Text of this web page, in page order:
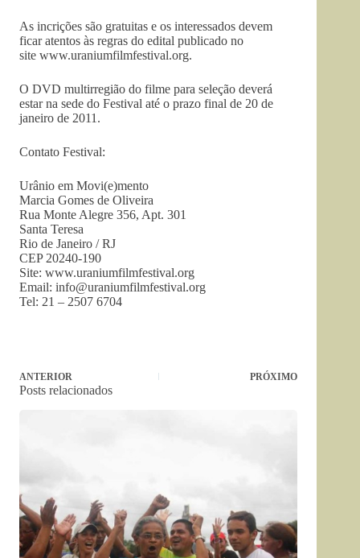
As incrições são gratuitas e os interessados devem
ficar atentos às regras do edital publicado no
site www.uraniumfilmfestival.org.
O DVD multirregião do filme para seleção deverá
estar na sede do Festival até o prazo final de 20 de
janeiro de 2011.
Contato Festival:
Urânio em Movi(e)mento
Marcia Gomes de Oliveira
Rua Monte Alegre 356, Apt. 301
Santa Teresa
Rio de Janeiro / RJ
CEP 20240-190
Site: www.uraniumfilmfestival.org
Email: info@uraniumfilmfestival.org
Tel: 21 – 2507 6704
ANTERIOR PRÓXIMO
Posts relacionados